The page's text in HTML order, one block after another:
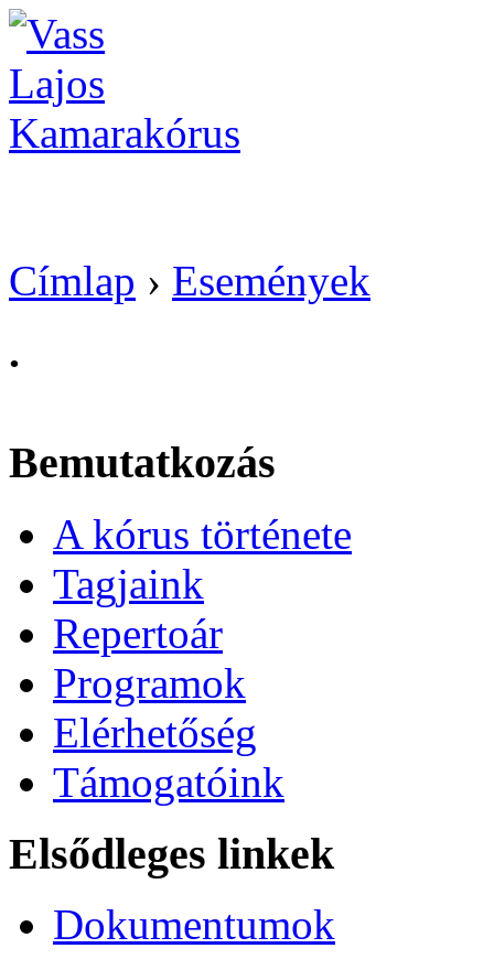
Címlap › Események
.
Bemutatkozás
A kórus története
Tagjaink
Repertoár
Programok
Elérhetőség
Támogatóink
Elsődleges linkek
Dokumentumok